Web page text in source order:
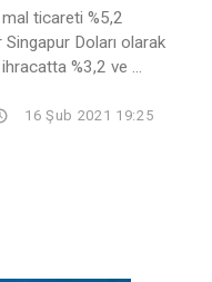
ticareti %5,2
Doları olarak
%3,2 ve ...
16 Şub 2021 19:25